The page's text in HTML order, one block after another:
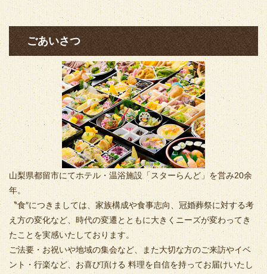
ごあいさつ
山梨県都留市にてホテル・温浴施設「スターらんど」を営み20余
年。
〝食″につきましては、家族構成や食事志向、冠婚葬祭に対する考
え方の変化など、時代の変遷とともに大きくニーズが変わってき
たことを実感いたしております。
ご法要・お祝いや地域の集会など、また大切な方のご来訪やイベ
ント・行楽など、お喜び頂ける 料理を自信を持ってお届けいたし